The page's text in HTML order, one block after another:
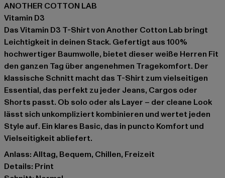
ANOTHER COTTON LAB
Vitamin D3
Das Vitamin D3 T-Shirt von Another Cotton Lab bringt
Leichtigkeit in deinen Stack. Gefertigt aus 100%
hochwertiger Baumwolle, bietet dieser weiße Herren Fit
den ganzen Tag über angenehmen Tragekomfort. Der
klassische Schnitt macht das T-Shirt zum vielseitigen
Essential, das perfekt zu jeder Jeans, Cargos oder
Shorts passt. Ob solo oder als Layer – der cleane Look
lässt sich unkompliziert kombinieren und wertet jeden
Style auf. Ein klares Basic, das in puncto Komfort und
Vielseitigkeit abliefert.
Anlass: Alltag, Bequem, Chillen, Freizeit
Details: Print